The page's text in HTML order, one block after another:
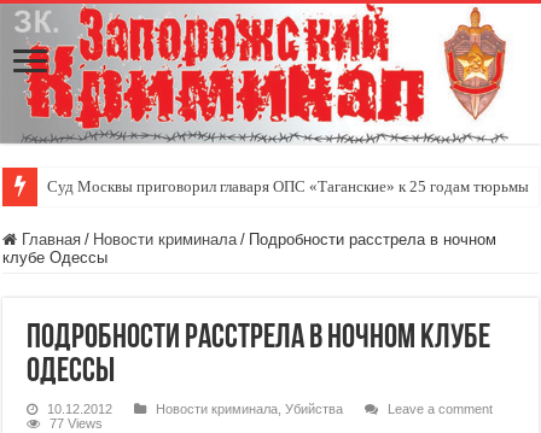
Суд Москвы приговорил главаря ОПС «Таганские» к 25 годам тюрьмы
Главная / Новости криминала / Подробности расстрела в ночном
клубе Одессы
Подробности расстрела в ночном клубе
Одессы
10.12.2012 Новости криминала ,Убийства
Leave a comment
77 Views